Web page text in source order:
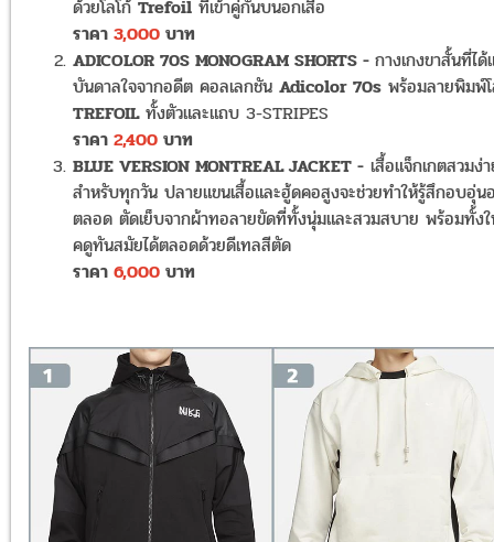
ด้วยโลโก้ Trefoil ที่เข้าคู่กันบนอกเสื้อ
ราคา 3,000 บาท
ADICOLOR 70S MONOGRAM SHORTS - กางเกงขาสั้นที่ได้
บันดาลใจจากอดีต คอลเลกชัน Adicolor 70s พร้อมลายพิมพ์
TREFOILทั้งตัวและแถบ 3-STRIPES
ราคา 2,400 บาท
BLUE VERSION MONTREAL JACKET - เสื้อแจ็กเกตสวมง่
สำหรับทุกวัน ปลายแขนเสื้อและฮู้ดคอสูงจะช่วยทำให้รู้สึกอบอุ่น
ตลอด ตัดเย็บจากผ้าทอลายขัดที่ทั้งนุ่มและสวมสบาย พร้อมทั้ง
คดูทันสมัยได้ตลอดด้วยดีเทลสีตัด
ราคา 6,000 บาท